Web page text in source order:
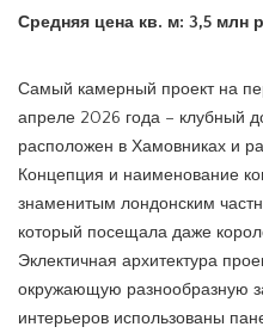
Средняя цена кв. м: 3,5 млн
Самый камерный проект на
апреле 2026 года – клубный
расположен в Хамовниках и
Концепция и наименование
знаменитым лондонским
который посещала даже
Эклектичная архитектура
окружающую разнообразную
интерьеров использованы